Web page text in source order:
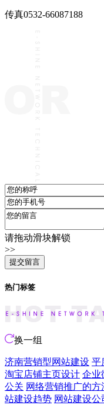
传真0532-66087188
请拖动滑块解锁
>>
热门标签
换一组
济南营销型网站建设 平
淘宝店铺主页设计 企业
公关 网络营销推广的方
站建设趋势 网站建设公